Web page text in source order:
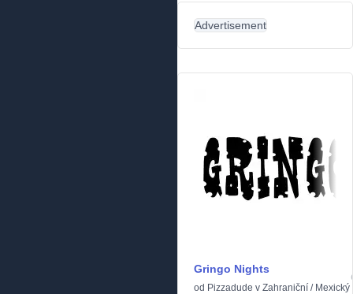
Advertisement
Gringo Nights
od Pizzadude v Zahraniční / Mexický